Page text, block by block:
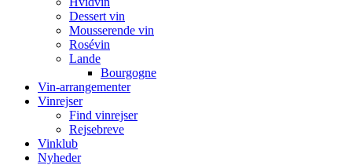
Dessert vin
Mousserende vin
Rosévin
Lande
Bourgogne
Vin-arrangementer
Vinrejser
Find vinrejser
Rejsebreve
Vinklub
Nyheder